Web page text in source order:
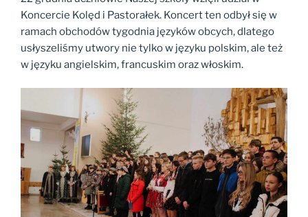
Koncercie Kolęd i Pastorałek. Koncert ten odbył się w
ramach obchodów tygodnia języków obcych, dlatego
usłyszeliśmy utwory nie tylko w języku polskim, ale też
w języku angielskim, francuskim oraz włoskim.